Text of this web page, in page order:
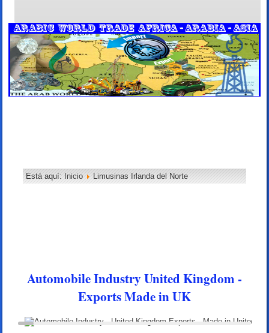
Está aquí: Inicio Limusinas Irlanda del Norte
Automobile Industry United Kingdom -
Exports Made in UK